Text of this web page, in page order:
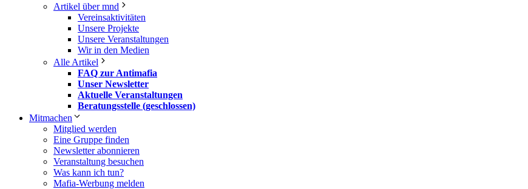
Artikel über mnd
Vereinsaktivitäten
Unsere Projekte
Unsere Veranstaltungen
Wir in den Medien
Alle Artikel
FAQ zur Antimafia
Unser Newsletter
Aktuelle Veranstaltungen
Beratungsstelle (geschlossen)
Mitmachen
Mitglied werden
Eine Gruppe finden
Newsletter abonnieren
Veranstaltung besuchen
Was kann ich tun?
Mafia-Werbung melden